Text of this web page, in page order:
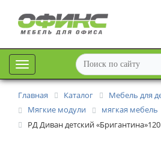
Меню
Главная Каталог
Мебель для
Мягкие модули
мягкая мебель
РД Диван детский